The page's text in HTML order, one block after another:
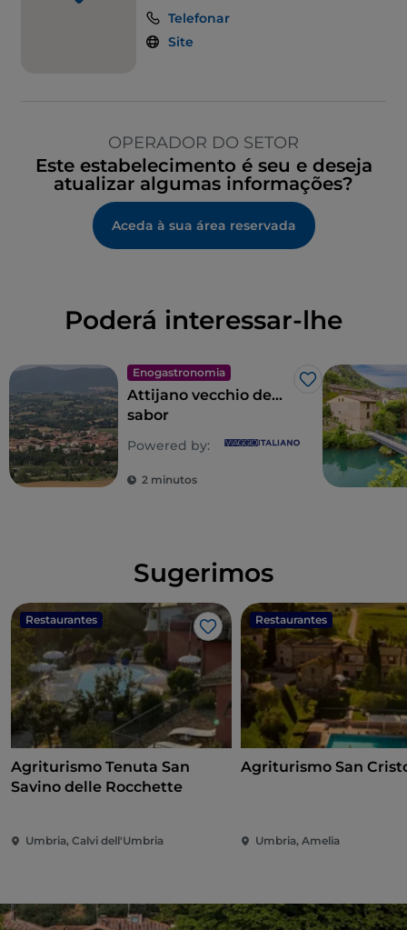
Telefonar
Site
OPERADOR DO SETOR
Este estabelecimento é seu e deseja
atualizar algumas informações?
Aceda à sua área reservada
Poderá interessar-lhe
Enogastronomia
Gosto
Attijano vecchio de...
sabor
Powered by:
2 minutos
Sugerimos
Restaurantes
Gosto
Agriturismo Tenuta San
Savino delle Rocchette
Umbria, Calvi dell'Umbria
Restaurantes
Agriturismo San
Umbria, Amelia